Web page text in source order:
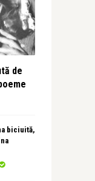
de
biciuită,